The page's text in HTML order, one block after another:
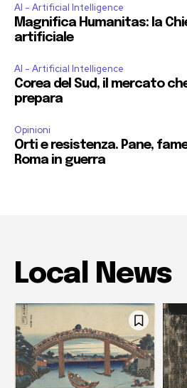
AI - Artificial Intelligence
Magnifica Humanitas: la
artificiale
AI - Artificial Intelligence
Corea del Sud, il mercato
prepara
Opinioni
Orti e resistenza. Pane,
Roma in guerra
Local News